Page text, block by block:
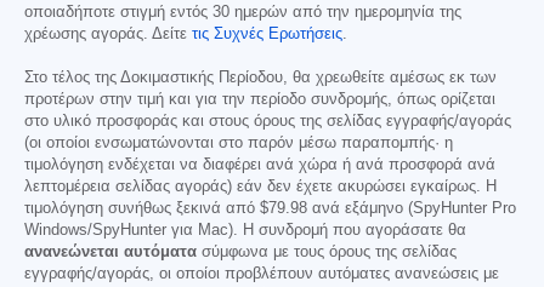
οποιαδήποτε στιγμή εντός 30 ημερών από την ημερομηνία της
χρέωσης αγοράς. Δείτε τις Συχνές Ερωτήσεις.
Στο τέλος της Δοκιμαστικής Περίοδου, θα χρεωθείτε αμέσως εκ των
προτέρων στην τιμή και για την περίοδο συνδρομής, όπως ορίζεται
στο υλικό προσφοράς και στους όρους της σελίδας εγγραφής/αγοράς
(οι οποίοι ενσωματώνονται στο παρόν μέσω παραπομπής· η
τιμολόγηση ενδέχεται να διαφέρει ανά χώρα ή ανά προσφορά ανά
λεπτομέρεια σελίδας αγοράς) εάν δεν έχετε ακυρώσει εγκαίρως. Η
τιμολόγηση συνήθως ξεκινά από $79.98 ανά εξάμηνο (SpyHunter Pro
Windows/SpyHunter για Mac). Η συνδρομή που αγοράσατε θα
ανανεώνεται αυτόματα σύμφωνα με τους όρους της σελίδας
εγγραφής/αγοράς, οι οποίοι προβλέπουν αυτόματες ανανεώσεις με